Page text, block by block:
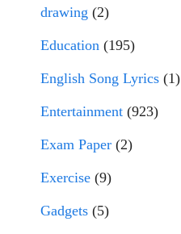
drawing (2)
Education (195)
English Song Lyrics (1)
Entertainment (923)
Exam Paper (2)
Exercise (9)
Gadgets (5)